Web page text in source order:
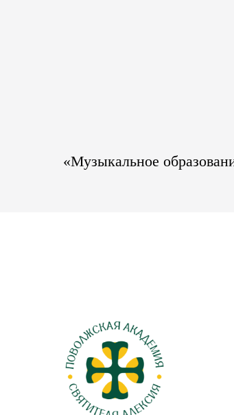
«Музыкальное